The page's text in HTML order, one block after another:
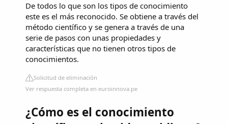
De todos lo que son los tipos de conocimiento
este es el más reconocido. Se obtiene a través del
método científico y se genera a través de una
serie de pasos con unas propiedades y
características que no tienen otros tipos de
conocimientos.
Solicitud de eliminación
Ver respuesta completa en euroinnova.pe
¿Cómo es el conocimiento